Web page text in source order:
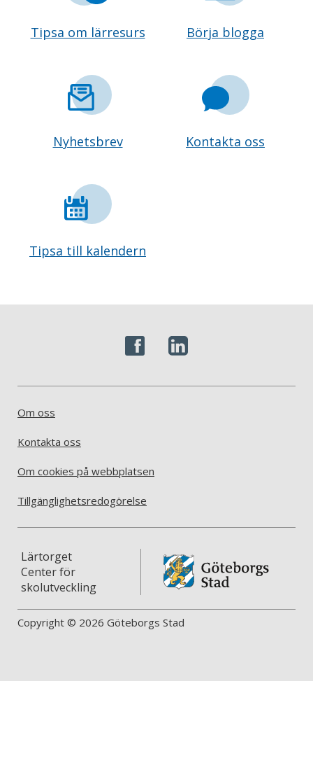
Tipsa om lärresurs Börja blogga
Nyhetsbrev Kontakta oss
Tipsa till kalendern
Om oss
Kontakta oss
Om cookies på webbplatsen
Tillgänglighetsredogörelse
Lärtorget
Center för
skolutveckling
Copyright © 2026 Göteborgs Stad